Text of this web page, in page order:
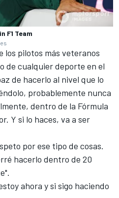
F1 Team
los pilotos más veteranos
de cualquier deporte en el
de hacerlo al nivel que lo
probablemente nunca
dentro de la Fórmula
Y si lo haces, va a ser
por ese tipo de cosas.
hacerlo dentro de 20
ahora y si sigo haciendo